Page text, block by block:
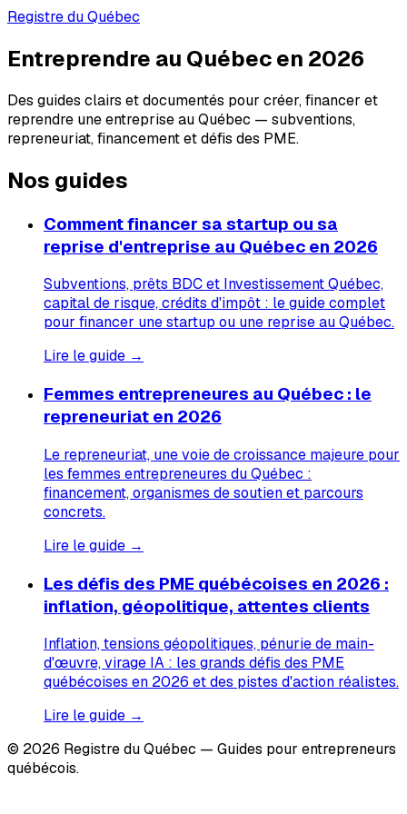
Registre du Québec
Entreprendre au Québec en 2026
Des guides clairs et documentés pour créer, financer et
reprendre une entreprise au Québec — subventions,
repreneuriat, financement et défis des PME.
Nos guides
Comment financer sa startup ou sa
reprise d'entreprise au Québec en 2026
Subventions, prêts BDC et Investissement Québec,
capital de risque, crédits d'impôt : le guide complet
pour financer une startup ou une reprise au Québec.
Lire le guide →
Femmes entrepreneures au Québec : le
repreneuriat en 2026
Le repreneuriat, une voie de croissance majeure pour
les femmes entrepreneures du Québec :
financement, organismes de soutien et parcours
concrets.
Lire le guide →
Les défis des PME québécoises en 2026 :
inflation, géopolitique, attentes clients
Inflation, tensions géopolitiques, pénurie de main-
d'œuvre, virage IA : les grands défis des PME
québécoises en 2026 et des pistes d'action réalistes.
Lire le guide →
© 2026 Registre du Québec — Guides pour entrepreneurs
québécois.